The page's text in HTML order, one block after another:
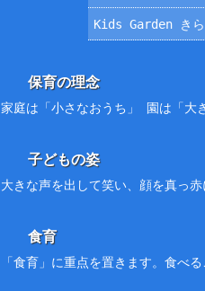
Kids Garden きら
保育の理念
家庭は「小さなおうち」 園は「大
子どもの姿
大きな声を出して笑い、顔を真っ
食育
「食育」に重点を置きます。食べ